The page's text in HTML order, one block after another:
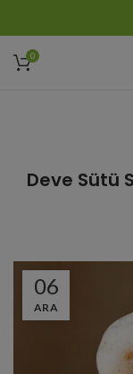
0
Deve Sütü
06
ARA